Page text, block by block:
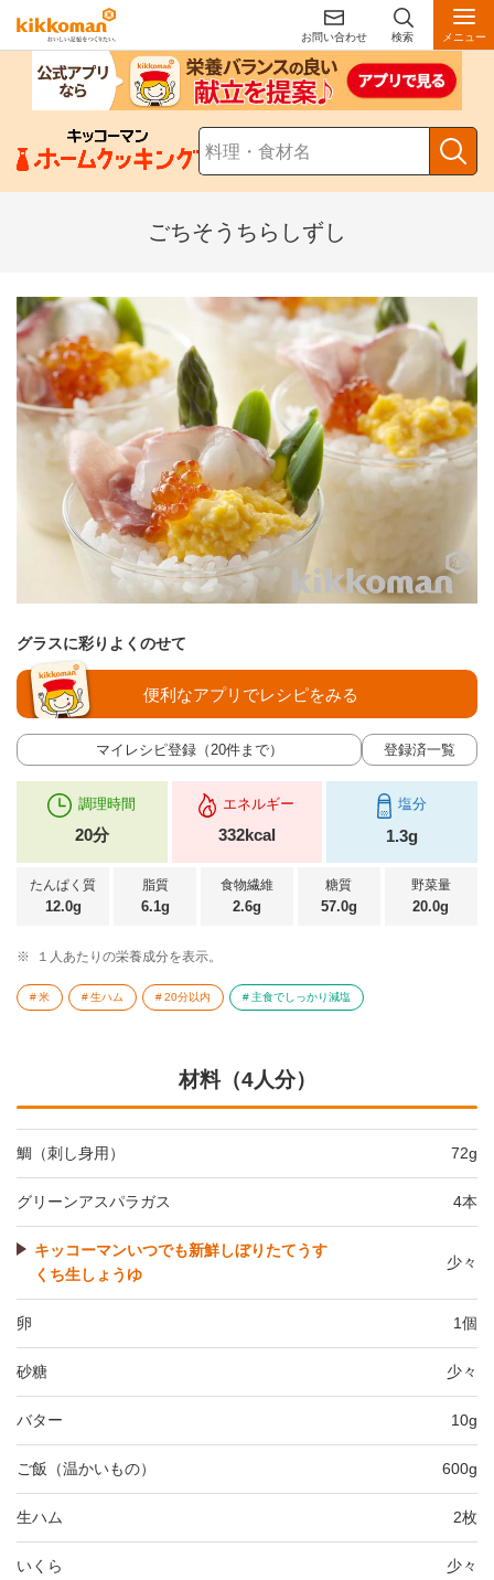
お問い合わせ 検索 メニュー
ごちそうちらしずし
グラスに彩りよくのせて
マイレシピ登録（20件まで） 登録済一覧
便利なアプリでレシピをみる
調理時間
20分
エネルギー
332kcal
塩分
1.3g
たんぱく質
12.0g
脂質
6.1g
食物繊維
2.6g
糖質
57.0g
野菜量
20.0g
※ １人あたりの栄養成分を表示。
米 生ハム 20分以内 主食でしっかり減塩
材料（4人分）
鯛（刺し身用） 72g
グリーンアスパラガス 4本
キッコーマンいつでも新鮮しぼりたてうす
くち生しょうゆ
少々
卵 1個
砂糖 少々
バター 10g
ご飯（温かいもの） 600g
生ハム 2枚
いくら 少々